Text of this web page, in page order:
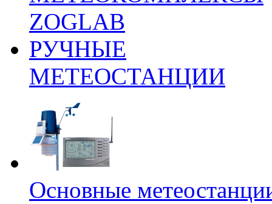
ZOGLAB
РУЧНЫЕ
МЕТЕОСТАНЦИИ
Основные